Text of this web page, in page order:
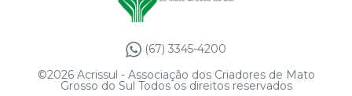
(67) 3345-4200
©2026 Acrissul - Associação dos Criadores de Mato
Grosso do Sul Todos os direitos reservados